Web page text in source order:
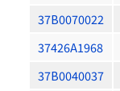
37B0070022
37426A1968
37B0040037